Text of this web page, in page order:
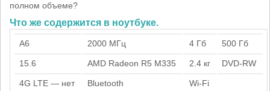
полном объеме?
Что же содержится в ноутбуке.
A6 2000 МГц 4 Гб 500 Гб
15.6 AMD Radeon R5 M335 2.4 кг DVD-RW
4G LTE — нет Bluetooth Wi-Fi